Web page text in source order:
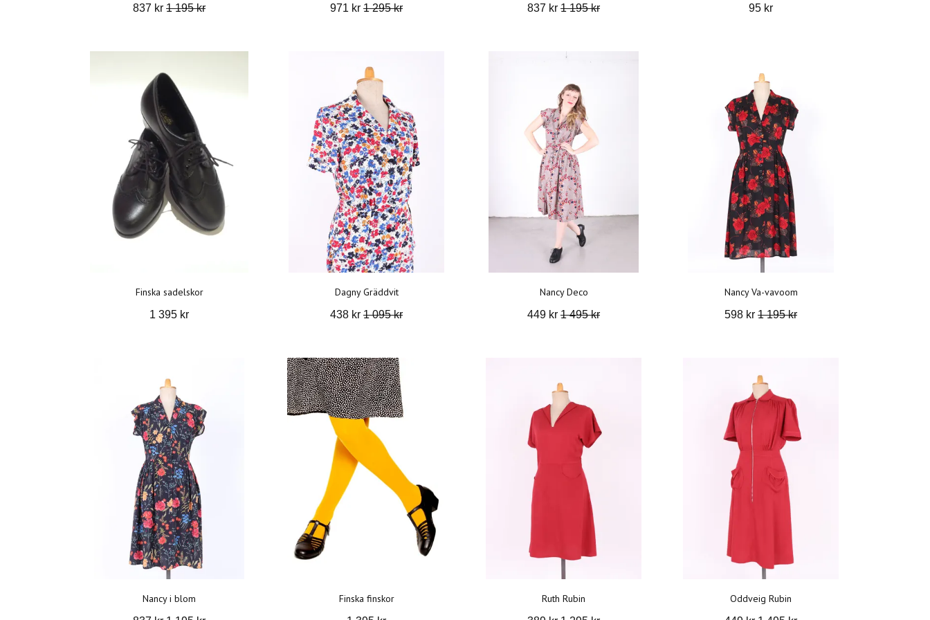
837 kr 1 195 kr 971 kr 1 295 kr 837 kr 1 195 kr 95 kr
Finska sadelskor
1 395 kr
Dagny Gräddvit
438 kr 1 095 kr
Nancy Deco
449 kr 1 495 kr
Nancy Va-vavoom
598 kr 1 195 kr
Nancy i blom Finska finskor Ruth Rubin Oddveig Rubin